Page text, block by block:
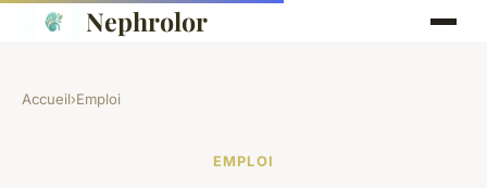
Nephrolor
Accueil›Emploi
EMPLOI